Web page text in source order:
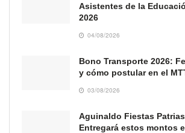
Asistentes de la
2026
04/08/2026
Bono Transporte 2026:
y cómo postular en el
03/08/2026
Aguinaldo Fiestas
Entregará estos montos